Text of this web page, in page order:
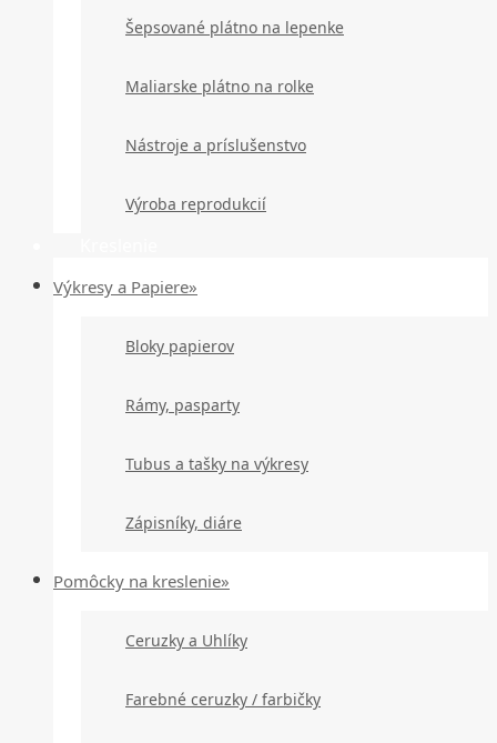
Šepsované plátno na lepenke
Maliarske plátno na rolke
Nástroje a príslušenstvo
Výroba reprodukcií
Výkresy a Papiere»
Bloky papierov
Rámy, pasparty
Tubus a tašky na výkresy
Zápisníky, diáre
Pomôcky na kreslenie»
Ceruzky a Uhlíky
Farebné ceruzky / farbičky